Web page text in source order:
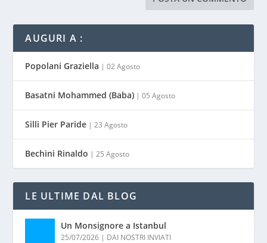
AUGURI A :
Popolani Graziella | 02 Agosto
Basatni Mohammed (Baba) | 05 Agosto
Silli Pier Paride | 23 Agosto
Bechini Rinaldo | 25 Agosto
LE ULTIME DAL BLOG
Un Monsignore a Istanbul
25/07/2026 | DAI NOSTRI INVIATI